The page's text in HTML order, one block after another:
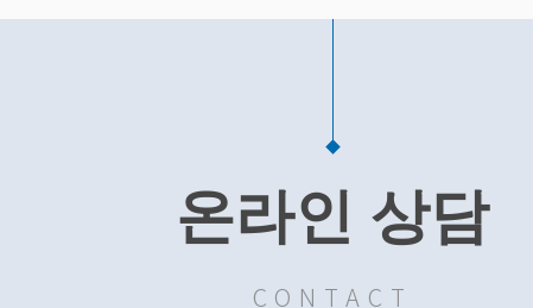
온라인 상담
CONTACT